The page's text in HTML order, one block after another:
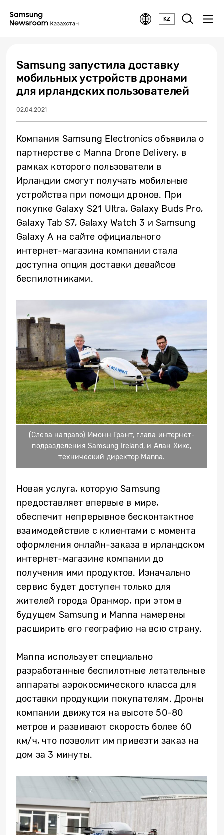
KZ
Samsung запустила доставку
мобильных устройств дронами
для ирландских пользователей
02.04.2021
Компания Samsung Electronics объявила о
партнерстве с Manna Drone Delivery, в
рамках которого пользователи в
Ирландии смогут получать мобильные
устройства при помощи дронов. При
покупке Galaxy S21 Ultra, Galaxy Buds Pro,
Galaxy Tab S7, Galaxy Watch 3 и Samsung
Galaxy A на сайте официального
интернет-магазина компании стала
доступна опция доставки девайсов
беспилотниками.
(Слева направо) Имонн Грант, глава интернет-
подразделения Samsung Ireland, и Алан Хикс,
технический директор Manna.
Новая услуга, которую Samsung
предоставляет впервые в мире,
обеспечит непрерывное бесконтактное
взаимодействие с клиентами с момента
оформления онлайн-заказа в ирландском
интернет-магазине компании до
получения ими продуктов. Изначально
сервис будет доступен только для
жителей города Оранмор, при этом в
будущем Samsung и Manna намерены
расширить его географию на всю страну.
Manna использует специально
разработанные беспилотные летательные
аппараты аэрокосмического класса для
доставки продукции покупателям. Дроны
компании движутся на высоте 50-80
метров и развивают скорость более 60
км/ч, что позволит им привезти заказ на
дом за 3 минуты.